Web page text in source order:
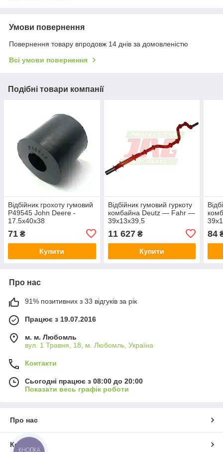
Умови повернення
Повернення товару впродовж 14 днів за домовленістю
Всі умови повернення
Подібні товари компанії
Відбійник грохоту гумовий
P49545 John Deere -
17.5x40x38
71 ₴
Купити
Відбійник гумовий гуркоту
комбайна Deutz — Fahr —
39х13х39,5
11 627₴
Купити
84
Про нас
91% позитивних з 33 відгуків за рік
Працює з 19.07.2016
м. м. Любомль
вул. 1 Травня, 18, м. Любомль, Україна
Контакти
Сьогодні працює з 08:00 до 20:00
Показати весь графік роботи
Про нас
Контакти
КНОПКА